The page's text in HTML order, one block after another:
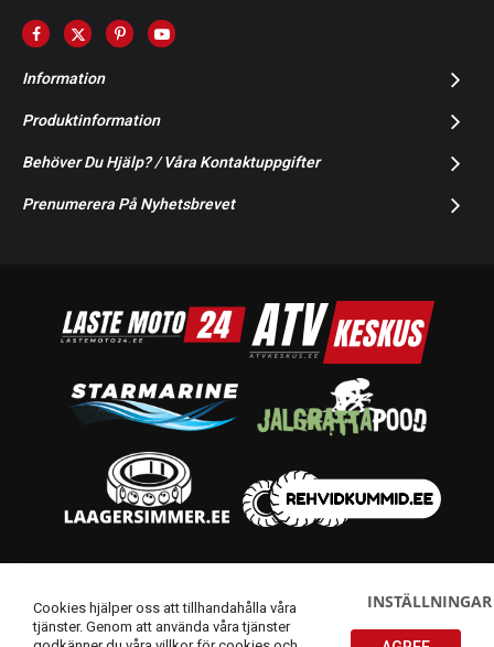
Information
Produktinformation
Behöver Du Hjälp? / Våra Kontaktuppgifter
Prenumerera På Nyhetsbrevet
Cookies hjälper oss att tillhandahålla våra
tjänster. Genom att använda våra tjänster
INSTÄLLNINGAR